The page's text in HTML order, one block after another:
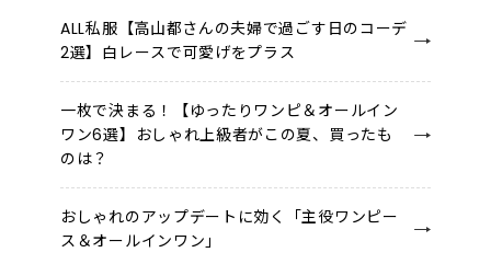
ALL私服【高山都さんの夫婦で過ごす日のコーデ
2選】白レースで可愛げをプラス
一枚で決まる！【ゆったりワンピ＆オールイン
ワン6選】おしゃれ上級者がこの夏、買ったも
のは？
おしゃれのアップデートに効く「主役ワンピー
ス＆オールインワン」